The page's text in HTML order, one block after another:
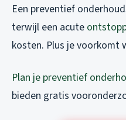
Een preventief
terwijl een acute
kosten. Plus je voorkomt
Plan je preventief
bieden gratis